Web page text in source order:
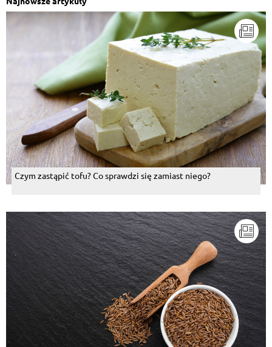
Czym zastąpić tofu? Co sprawdzi się zamiast niego?